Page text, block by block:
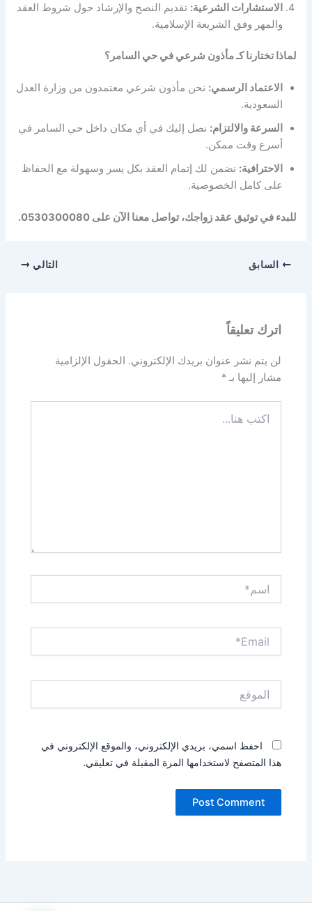
الاستشارات الشرعية: تقديم النصح والإرشاد حول شروط العقد
والمهر وفق الشريعة الإسلامية.
لماذا تختارنا كـ مأذون شرعي في حي السامر؟
الاعتماد الرسمي: نحن مأذون شرعي معتمدون من وزارة العدل
السعودية.
السرعة والالتزام: نصل إليك في أي مكان داخل حي السامر في
أسرع وقت ممكن.
الاحترافية: نضمن لك إتمام العقد بكل يسر وسهولة مع الحفاظ
على كامل الخصوصية.
للبدء في توثيق عقد زواجك، تواصل معنا الآن على 0530300080.
السابق التالي
اترك تعليقاً
لن يتم نشر عنوان بريدك الإلكتروني. الحقول الإلزامية
مشار إليها بـ*
هنا...
احفظ اسمي، بريدي الإلكتروني، والموقع الإلكتروني في
هذا المتصفح لاستخدامها المرة المقبلة في تعليقي.